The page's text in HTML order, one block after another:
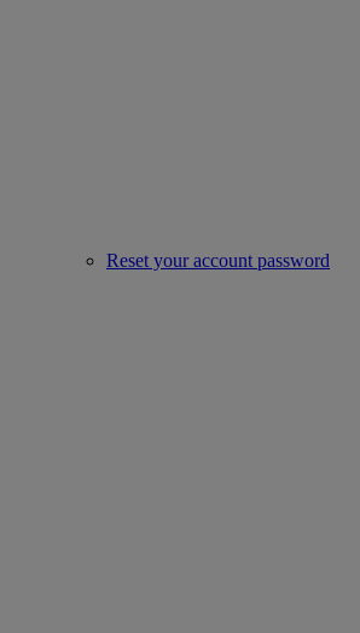
Reset your account password